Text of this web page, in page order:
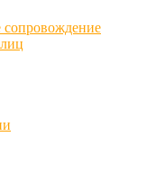
сопровождение